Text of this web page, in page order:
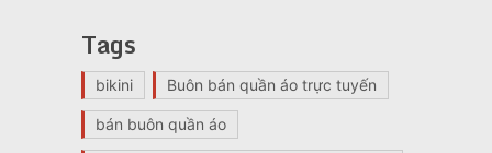
Tags
bikini Buôn bán quần áo trực tuyến
bán buôn quần áo